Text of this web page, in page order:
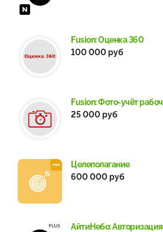
Fusion: Оценка 360
100 000 руб
Fusion: Фото-учёт
25 000 руб
Целеполагание
600 000 руб
АйтиНебо: